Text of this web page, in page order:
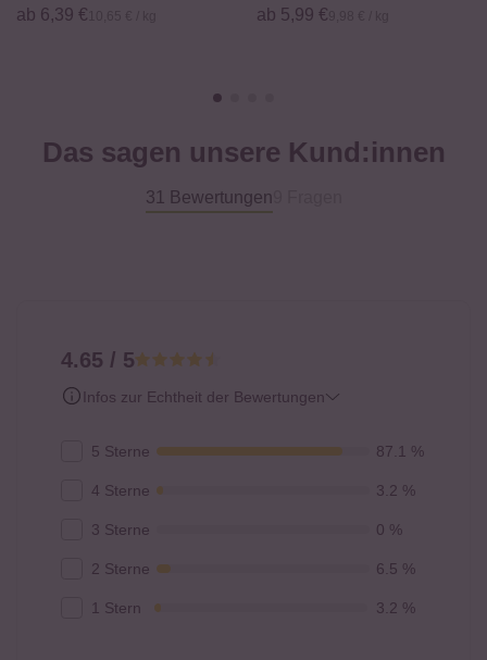
ab 6,39 € ab 5,99 €
Das sagen unsere Kund:innen
31 Bewertungen
4.65 / 5
Infos zur Echtheit der Bewertungen
5 Sterne 87.1 %
4 Sterne 3.2 %
3 Sterne 0 %
2 Sterne 6.5 %
1 Stern 3.2 %